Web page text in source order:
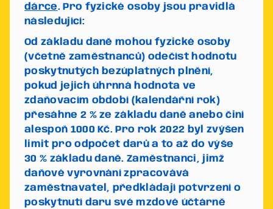
dárce. Pro fyzické osoby jsou pravidlá
následující:
Od základu daně mohou fyzické osoby
(včetně zaměstnanců) odečíst hodnotu
poskytnutých bezúplatných plnění,
pokud jejich úhrnná hodnota ve
zdaňovacím období (kalendářní rok)
přesáhne 2 % ze základu daně anebo činí
alespoň 1000 Kč. Pro rok 2022 byl zvýšen
limit pro odpočet darů a to až do výše
30 % základu daně.Zaměstnanci, jimž
daňové vyrovnání zpracovává
zaměstnavatel, předkládají potvrzení o
poskytnutí daru své mzdové účtárně